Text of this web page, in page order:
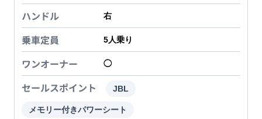
ハンドル 右
乗車定員 5人乗り
ワンオーナー ◯
セールスポイント JBL
メモリー付きパワーシート